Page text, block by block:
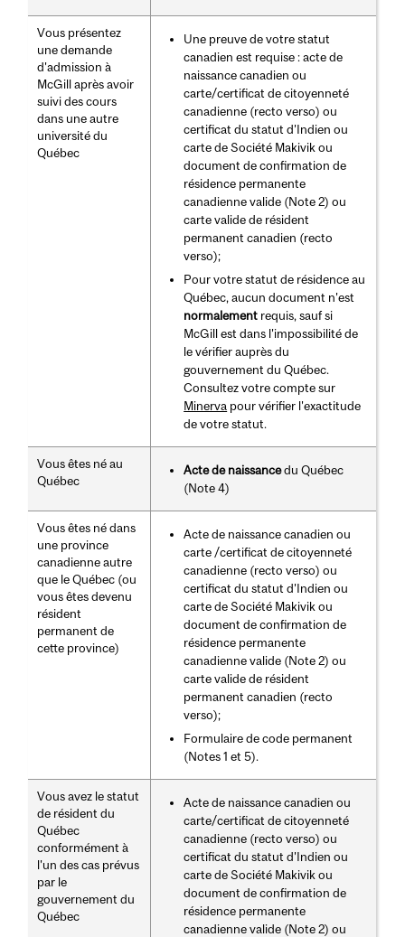
Vous présentez
une demande
d'admission à
McGill après avoir
suivi des cours
dans une autre
université du
Québec
Une preuve de votre statut
canadien est requise : acte de
naissance canadien ou
carte/certificat de citoyenneté
canadienne (recto verso) ou
certificat du statut d'Indien ou
carte de Société Makivik ou
document de confirmation de
résidence permanente
canadienne valide (Note 2) ou
carte valide de résident
permanent canadien (recto
verso);
Pour votre statut de résidence au
Québec, aucun document n'est
normalement requis, sauf si
McGill est dans l'impossibilité de
le vérifier auprès du
gouvernement du Québec.
Consultez votre compte sur
Minerva pour vérifier l'exactitude
de votre statut.
Vous êtes né au
Québec
Acte de naissancedu Québec
(Note 4)
Vous êtes né dans
une province
canadienne autre
que le Québec (ou
vous êtes devenu
résident
permanent de
cette province)
Acte de naissance canadien ou
carte /certificat de citoyenneté
canadienne (recto verso) ou
certificat du statut d'Indien ou
carte de Société Makivik ou
document de confirmation de
résidence permanente
canadienne valide (Note 2) ou
carte valide de résident
permanent canadien (recto
verso);
Formulaire de code permanent
(Notes 1 et 5).
Vous avez le statut
de résident du
Québec
conformément à
l'un des cas prévus
par le
gouvernement du
Québec
Acte de naissance canadien ou
carte/certificat de citoyenneté
canadienne (recto verso) ou
certificat du statut d'Indien ou
carte de Société Makivik ou
document de confirmation de
résidence permanente
canadienne valide (Note 2) ou